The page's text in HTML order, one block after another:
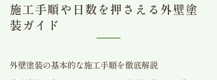
施工手順や日数を押さえる外壁塗
装ガイド
外壁塗装の基本的な施工手順を徹底解説